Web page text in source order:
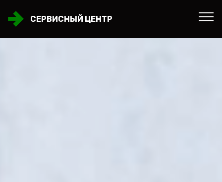
СЕРВИСНЫЙ ЦЕНТР